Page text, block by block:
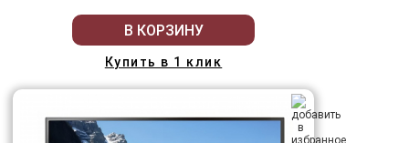
В КОРЗИНУ
Купить в 1 клик